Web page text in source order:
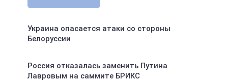
Украина опасается атаки со стороны
Белоруссии
Россия отказалась заменить Путина
Лавровым на саммите БРИКС